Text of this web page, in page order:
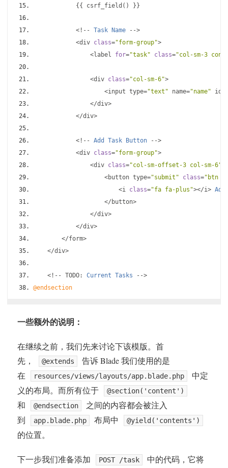
{{
csrf_field () }}
<!-- Task Name
-->
<div class="form-group">
<label for="task" class="col-sm-3
<div class="col-sm-6">
<input type="text" name="name" id
</div>
</div>
<!-- Add Task Button
-->
<div class="form-group">
<div class="col-sm-offset-3 col-sm-6"
<button type="submit" class="btn
<i class="fa fa-plus"></i> Add
</ button>
</div>
</div>
</form>
</div>
<!-- TODO: Current Tasks
-->
@endsection
一些额外的说明：
在继续之前，我们先来讨论下该模版。首
先，
@extends
告诉 Blade 我们使用的是
在
resources/views/layouts/app.blade.php
中定
义的布局。而所有位于
@section('content')
和 @endsection
之间的内容都会被注入
到
app.blade.php 布局中 @yield('contents')
的位置。
下一步我们准备添加 POST /task
中的代码，它将